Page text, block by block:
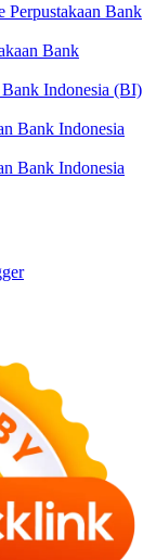
Perpustakaan Bank
Bank
Bank Indonesia (BI)
Bank Indonesia
Bank Indonesia